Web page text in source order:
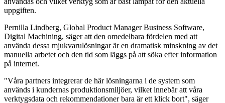
uppgiften.
Pernilla Lindberg, Global Product Manager Business Software,
Digital Machining, säger att den omedelbara fördelen med att
använda dessa mjukvarulösningar är en dramatisk minskning av det
manuella arbetet och den tid som läggs på att söka efter information
på internet.
"Våra partners integrerar de här lösningarna i de system som
används i kundernas produktionsmiljöer, vilket innebär att våra
verktygsdata och rekommendationer bara är ett klick bort", säger